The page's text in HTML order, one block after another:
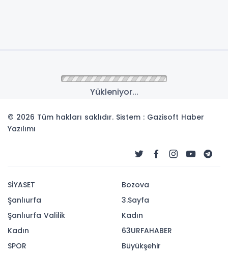
Yükleniyor...
© 2026 Tüm hakları saklıdır. Sistem : Gazisoft Haber
Yazılımı
SİYASET
Şanlıurfa
Şanlıurfa Valilik
Kadın
SPOR
Bozova
3.Sayfa
Kadın
63URFAHABER
Büyükşehir